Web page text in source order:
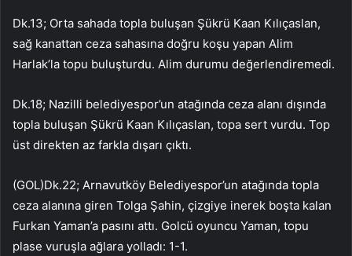
Dk.13; Orta sahada topla buluşan Şükrü Kaan Kılıçaslan,
sağ kanattan ceza sahasına doğru koşu yapan Alim
Harlak’la topu buluşturdu. Alim durumu değerlendiremedi.
Dk.18; Nazilli belediyespor’un atağında ceza alanı dışında
topla buluşan Şükrü Kaan Kılıçaslan, topa sert vurdu. Top
üst direkten az farkla dışarı çıktı.
(GOL)Dk.22; Arnavutköy Belediyespor’un atağında topla
ceza alanına giren Tolga Şahin, çizgiye inerek boşta kalan
Furkan Yaman’a pasını attı. Golcü oyuncu Yaman, topu
plase vuruşla ağlara yolladı: 1-1.